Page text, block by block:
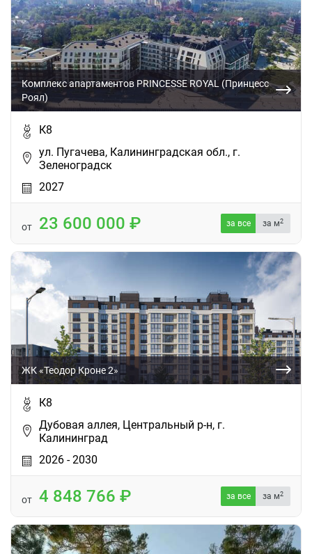
Комплекс апартаментов PRINCESSE ROYAL (Принцесс
Роял)
К8
ул. Пугачева, Калининградская обл., г.
Зеленоградск
2027
от 23 600 000 за все за м2
ЖК «Теодор Кроне 2»
К8
Дубовая аллея, Центральный р-н, г.
Калининград
2026 - 2030
от 4 848 766 за все за м2